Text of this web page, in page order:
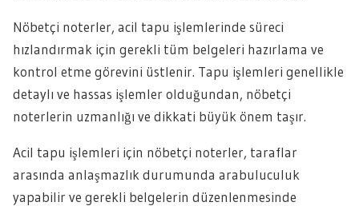
Nöbetçi noterler, acil tapu işlemlerinde süreci
hızlandırmak için gerekli tüm belgeleri hazırlama ve
kontrol etme görevini üstlenir. Tapu işlemleri genellikle
detaylı ve hassas işlemler olduğundan, nöbetçi
noterlerin uzmanlığı ve dikkati büyük önem taşır.
Acil tapu işlemleri için nöbetçi noterler, taraflar
arasında anlaşmazlık durumunda arabuluculuk
yapabilir ve gerekli belgelerin düzenlenmesinde